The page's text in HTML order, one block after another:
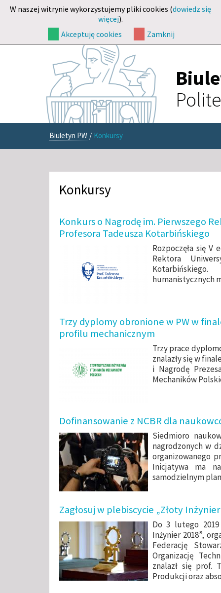
W naszej witrynie wykorzystujemy pliki cookies (dowiedz się
więcej).
Akceptuję cookies
Zamknij
Biuletyn PW / Konkursy
Konkursy
Konkurs o Nagrodę im. Pierwszego
Profesora Tadeusza Kotarbińskiego
Rozpoczęła się
Rektora
humanistycznych
Trzy dyplomy obronione w PW w
profilu mechanicznym
Trzy prace
znalazły się w
i Nagrodę
Mechaników
Dofinansowanie z NCBR dla
Siedmioro
nagrodzonych w
organizowanego
Inicjatywa ma
samodzielnym
Zagłosuj w plebiscycie „Złoty
Do 3 lutego
Inżynier 2018”,
Federację
Organizację
znalazł się prof.
Produkcji oraz